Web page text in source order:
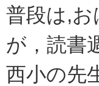
普段は,
が，読書
西小の先